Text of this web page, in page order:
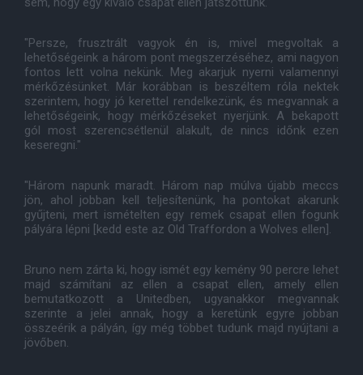
"Persze, frusztrált vagyok én is, mivel megvoltak a
lehetőségeink a három pont megszerzéséhez, ami nagyon
fontos lett volna nekünk. Meg akarjuk nyerni valamennyi
mérkőzésünket. Már korábban is beszéltem róla nektek
szerintem, hogy jó kerettel rendelkezünk, és megvannak a
lehetőségeink, hogy mérkőzéseket nyerjünk. A bekapott
gól most szerencsétlenül alakult, de nincs időnk ezen
keseregni."
"Három napunk maradt. Három nap múlva újabb meccs
jön, ahol jobban kell teljesítenünk, ha pontokat akarunk
gyűjteni, mert ismételten egy remek csapat ellen fogunk
pályára lépni [kedd este az Old Traffordon a Wolves ellen].
Bruno nem zárta ki, hogy ismét egy kemény 90 percre lehet
majd számítani az ellen a csapat ellen, amely ellen
bemutatkozott a Unitedben, ugyanakkor megvannak
szerinte a jelei annak, hogy a keretünk egyre jobban
összeérik a pályán, így még többet tudunk majd nyújtani a
jövőben.